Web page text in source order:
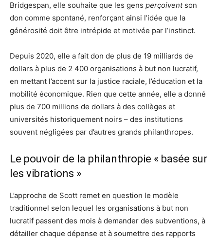
Bridgespan, elle souhaite que les gens perçoiventson
don comme spontané, renforçant ainsi l’idée que la
générosité doit être intrépide et motivée par l’instinct.
Depuis 2020, elle a fait don de plus de 19 milliards de
dollars à plus de 2 400 organisations à but non lucratif,
en mettant l’accent sur la justice raciale, l’éducation et la
mobilité économique. Rien que cette année, elle a donné
plus de 700 millions de dollars à des collèges et
universités historiquement noirs – des institutions
souvent négligées par d’autres grands philanthropes.
Le pouvoir de la philanthropie « basée sur
les vibrations »
L’approche de Scott remet en question le modèle
traditionnel selon lequel les organisations à but non
lucratif passent des mois à demander des subventions, à
détailler chaque dépense et à soumettre des rapports